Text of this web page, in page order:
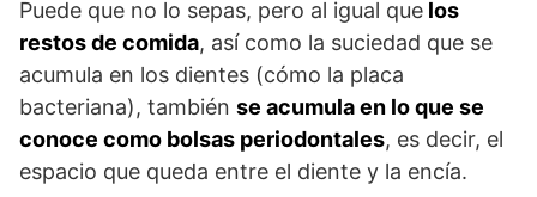
Puede que no lo sepas, pero al igual que los
restos de comida, así como la suciedad que se
acumula en los dientes (cómo la placa
bacteriana), también se acumula en lo que se
conoce como bolsas periodontales, es decir, el
espacio que queda entre el diente y la encía.